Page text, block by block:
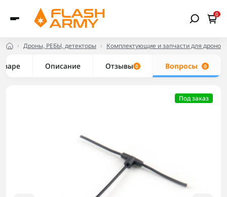
0
Дроны, РЕБЫ, детекторы Комплектующие и запчасти для дронов
Описание Отзывы 0 Вопросы 0
Под заказ